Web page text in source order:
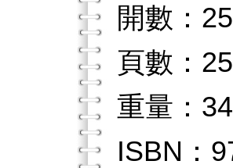
開數：25
頁數：
重量：
ISBN：